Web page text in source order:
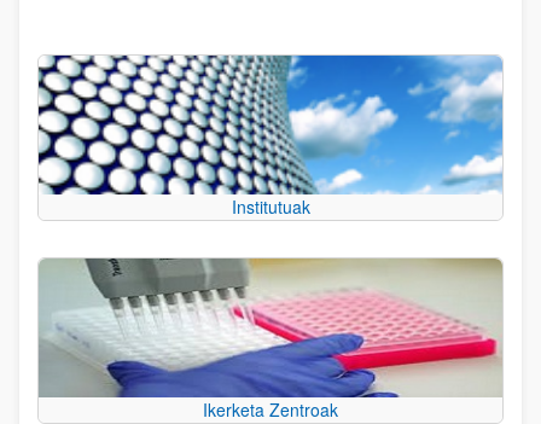
Institutuak
Ikerketa Zentroak